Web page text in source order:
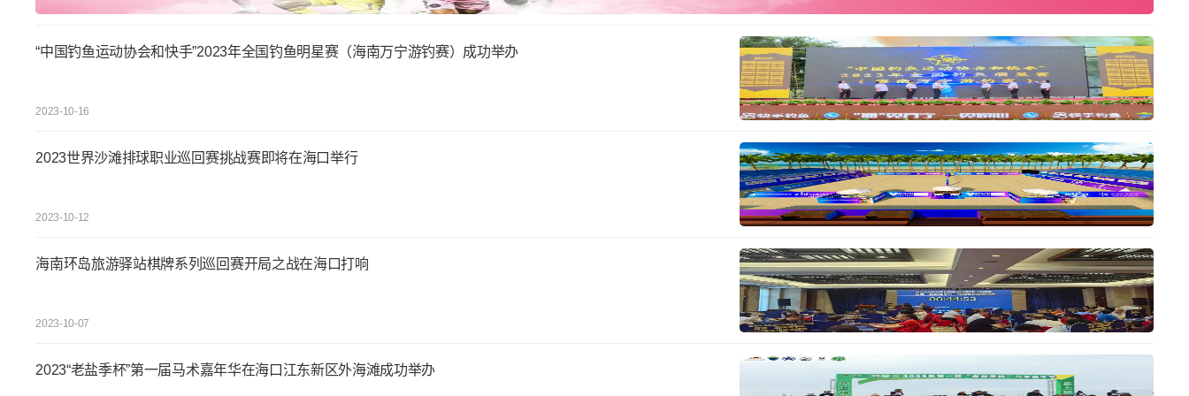
“中国钓鱼运动协会和快手”2023年全国钓鱼明星赛（海南万宁游钓赛）成功举办
2023-10-16
2023世界沙滩排球职业巡回赛挑战赛即将在海口举行
2023-10-12
海南环岛旅游驿站棋牌系列巡回赛开局之战在海口打响
2023-10-07
2023“老盐季杯”第一届马术嘉年华在海口江东新区外海滩成功举办